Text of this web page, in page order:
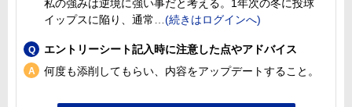
私の強みは逆境に強い事だと考える。1年次の冬に投球
イップスに陥り、通常
エントリーシート記入時に注意した点やアドバイス
何度も添削してもらい、内容をアップデートすること。